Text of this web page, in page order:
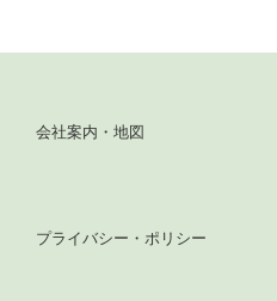
会社案内・地図
プライバシー・ポリシー